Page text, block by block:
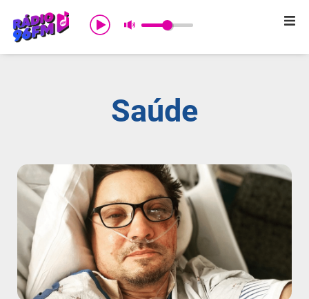
Início
Promoções
Notícias
Comercial
Contato
Saúde